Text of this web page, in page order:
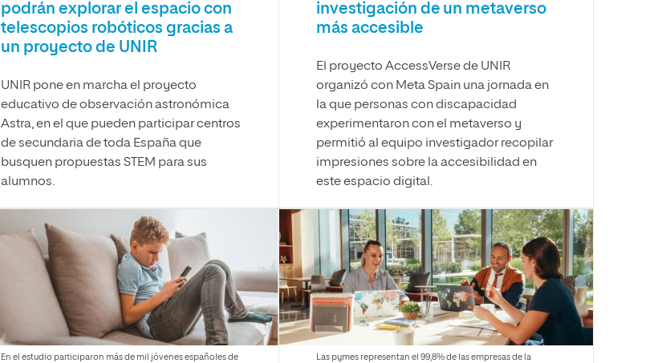
podrán explorar el espacio con
telescopios robóticos gracias a
un proyecto de UNIR
UNIR pone en marcha el proyecto
educativo de observación astronómica
Astra, en el que pueden participar centros
de secundaria de toda España que
busquen propuestas STEM para sus
alumnos.
investigación de un metaverso
más accesible
El proyecto AccessVerse de UNIR
organizó con Meta Spain una jornada en
la que personas con discapacidad
experimentaron con el metaverso y
permitió al equipo investigador recopilar
impresiones sobre la accesibilidad en
este espacio digital.
En el estudio participaron más de mil jóvenes españoles de
Las pymes representan el 99,8% de las empresas de la